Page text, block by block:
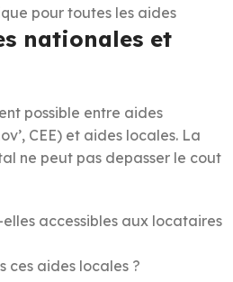
pour toutes les aides
nationales et
possible entre aides
CEE) et aides locales. La
ne peut pas depasser le cout
accessibles aux locataires
ces aides locales ?